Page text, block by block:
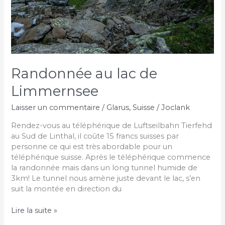
Randonnée au lac de
Limmernsee
Laisser un commentaire / Glarus,Suisse /Joclank
Rendez-vous au téléphérique de Luftseilbahn Tierfehd
au Sud de Linthal, il coûte 15 francs suisses par
personne ce qui est très abordable pour un
téléphérique suisse. Après le téléphérique commence
la randonnée mais dans un long tunnel humide de
3km! Le tunnel nous amène juste devant le lac, s’en
suit la montée en direction du
Randonnée
Lire la suite »